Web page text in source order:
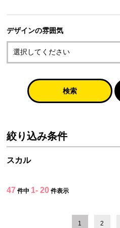
デザインの雰囲気
検索
絞り込み条件
スカル
47 件中 1- 20 件表示
1 2